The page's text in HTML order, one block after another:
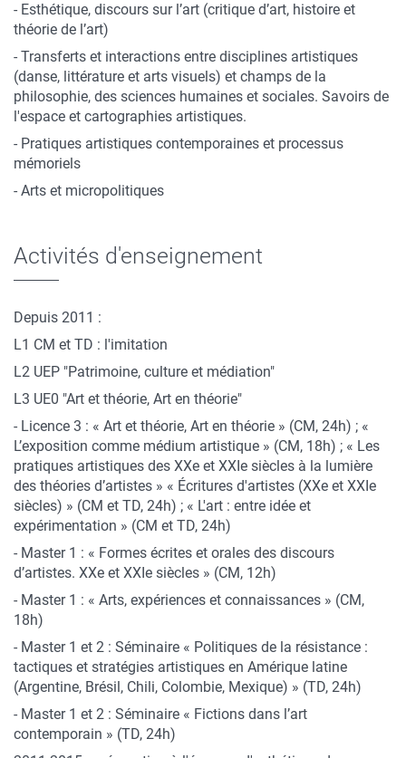
- Esthétique, discours sur l’art (critique d’art, histoire et
théorie de l’art)
- Transferts et interactions entre disciplines artistiques
(danse, littérature et arts visuels) et champs de la
philosophie, des sciences humaines et sociales. Savoirs de
l'espace et cartographies artistiques.
- Pratiques artistiques contemporaines et processus
mémoriels
- Arts et micropolitiques
Activités d'enseignement
Depuis 2011 :
L1 CM et TD : l'imitation
L2 UEP "Patrimoine, culture et médiation"
L3 UE0 "Art et théorie, Art en théorie"
- Licence 3 : « Art et théorie, Art en théorie » (CM, 24h) ; «
L’exposition comme médium artistique » (CM, 18h) ; « Les
pratiques artistiques des XXe et XXIe siècles à la lumière
des théories d’artistes » « Écritures d'artistes (XXe et XXIe
siècles) » (CM et TD, 24h) ; « L'art : entre idée et
expérimentation » (CM et TD, 24h)
- Master 1 : « Formes écrites et orales des discours
d’artistes. XXe et XXIe siècles » (CM, 12h)
- Master 1 : « Arts, expériences et connaissances » (CM,
18h)
- Master 1 et 2 : Séminaire « Politiques de la résistance :
tactiques et stratégies artistiques en Amérique latine
(Argentine, Brésil, Chili, Colombie, Mexique) » (TD, 24h)
- Master 1 et 2 : Séminaire « Fictions dans l’art
contemporain » (TD, 24h)